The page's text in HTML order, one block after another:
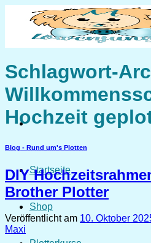
springen
Startseite
Shop
Schlagwort-
Hochzeit
Blog - Rund um's Plotten
DIY
Brother Plotter
Veröffentlicht am 10. Oktober
Maxi